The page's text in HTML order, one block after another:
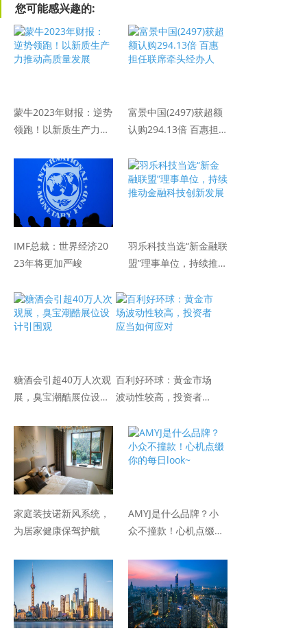
您可能感兴趣的:
蒙牛2023年财报：逆势
领跑！以新质生产力推
富景中国(2497)获超额
认购294.13倍 百惠担
IMF总裁：世界经济20
23年将更加严峻
羽乐科技当选“新金融联
盟”理事单位，持续推动
糖酒会引超40万人次观
展，臭宝潮酷展位设计
百利好环球：黄金市场
波动性较高，投资者应
家庭装技诺新风系统，
为居家健康保驾护航
AMYJ是什么品牌？小
众不撞款！心机点缀你